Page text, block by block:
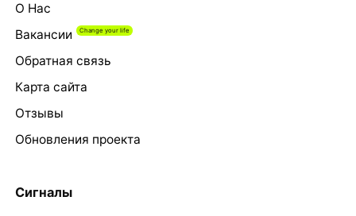
О Нас
Вакансии
Обратная связь
Карта сайта
Отзывы
Обновления проекта
Сигналы